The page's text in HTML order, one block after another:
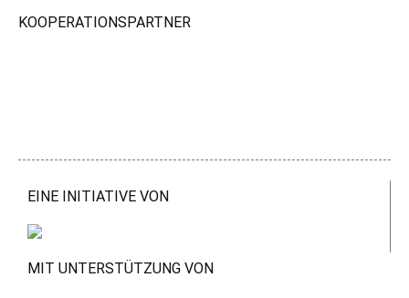
KOOPERATIONSPARTNER
EINE INITIATIVE VON
MIT UNTERSTÜTZUNG VON